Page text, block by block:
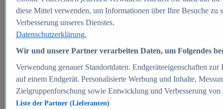
Beliebte Statistiken
Aktuelle Statistiken
E-Commerce - Entwicklung des Umsatzes in
Deutschland 1999-2025
Umsatz von Amazon in Deutschland und weltweit
2010-2025
B2C-E-Commerce: Top-50 Online Shops in
Deutschland 2024
Marktanteile von Online-Zahlungsverfahren in
Deutschland 2024
Umsatzstarke Warengruppen im Online-Handel in
Deutschland 2023-2025
diese Mittel verwenden, um Informationen über Ihre Besuche
Verbesserung unseres Dienstes.
Datenschutzerklärung.
Wir und unsere Partner verarbeiten Daten, um Folgendes
Verwendung genauer Standortdaten. Endgeräteeigenschaften
auf einem Endgerät. Personalisierte Werbung und Inhalte,
Zielgruppenforschung sowie Entwicklung und Verbesserung von
Liste der Partner (Lieferanten)